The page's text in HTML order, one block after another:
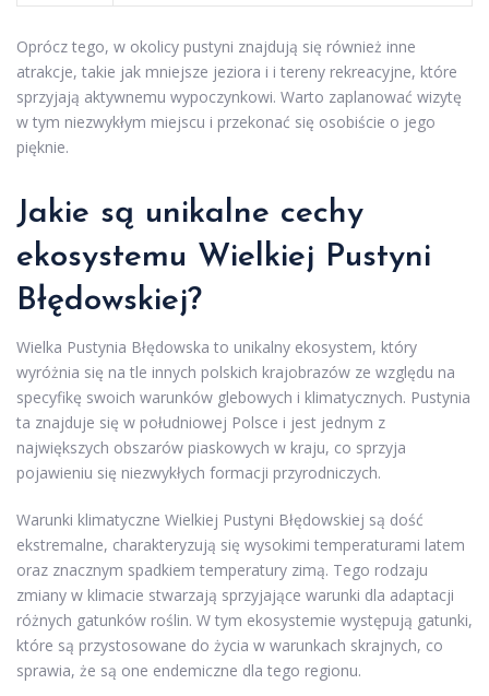
Oprócz tego, w okolicy pustyni znajdują się również inne
atrakcje, takie jak mniejsze jeziora i i tereny rekreacyjne, które
sprzyjają aktywnemu wypoczynkowi. Warto zaplanować wizytę
w tym niezwykłym miejscu i przekonać się osobiście o jego
pięknie.
Jakie są unikalne cechy
ekosystemu Wielkiej Pustyni
Błędowskiej?
Wielka Pustynia Błędowska to unikalny ekosystem, który
wyróżnia się na tle innych polskich krajobrazów ze względu na
specyfikę swoich warunków glebowych i klimatycznych. Pustynia
ta znajduje się w południowej Polsce i jest jednym z
największych obszarów piaskowych w kraju, co sprzyja
pojawieniu się niezwykłych formacji przyrodniczych.
Warunki klimatyczne Wielkiej Pustyni Błędowskiej są dość
ekstremalne, charakteryzują się wysokimi temperaturami latem
oraz znacznym spadkiem temperatury zimą. Tego rodzaju
zmiany w klimacie stwarzają sprzyjające warunki dla adaptacji
różnych gatunków roślin. W tym ekosystemie występują gatunki,
które są przystosowane do życia w warunkach skrajnych, co
sprawia, że są one endemiczne dla tego regionu.